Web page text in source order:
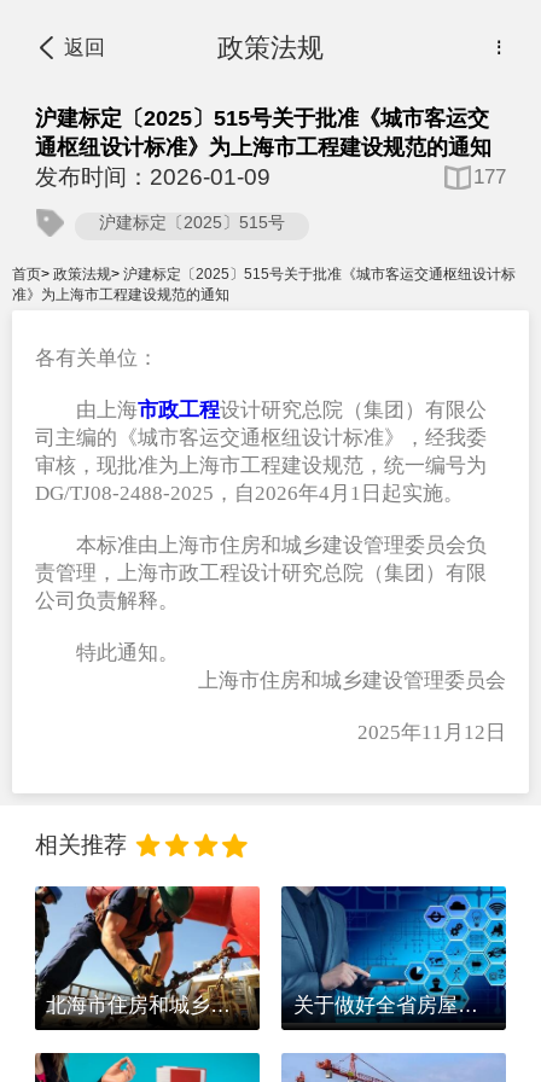
返回 ⋮
政策法规
沪建标定〔2025〕515号关于批准《城市客运交
通枢纽设计标准》为上海市工程建设规范的通知
发布时间：2026-01-09 177
沪建标定〔2025〕515号
首页> 政策法规> 沪建标定〔2025〕515号关于批准《城市客运交通枢纽设计标
准》为上海市工程建设规范的通知
各有关单位：
由上海市政工程设计研究总院（集团）有限公
司主编的《城市客运交通枢纽设计标准》，经我委
审核，现批准为上海市工程建设规范，统一编号为
DG/TJ08-2488-2025，自2026年4月1日起实施。
本标准由上海市住房和城乡建设管理委员会负
责管理，上海市政工程设计研究总院（集团）有限
公司负责解释。
特此通知。
上海市住房和城乡建设管理委员会
2025年11月12日
相关推荐
北海市住房和城乡建设局关于房屋建筑和市政基础设施工程项目落实新冠肺炎疫情防控工作的通知（北建施〔2020〕68号） 关于做好全省房屋市政建筑施工领域新型冠状病毒感染的肺炎疫情防控工作的紧急通知